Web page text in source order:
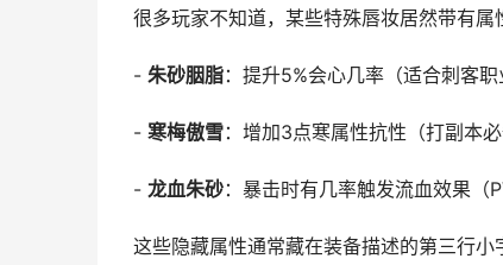
很多玩家不知道，某些特殊唇妆居然带有属
- 朱砂胭脂：提升5%会心几率（适合刺客职
- 寒梅傲雪：增加3点寒属性抗性（打副本必
- 龙血朱砂：暴击时有几率触发流血效果（
这些隐藏属性通常藏在装备描述的第三行